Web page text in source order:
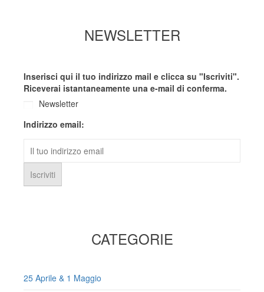
NEWSLETTER
Inserisci qui il tuo indirizzo mail e clicca su "Iscriviti".
Riceverai istantaneamente una e-mail di conferma.
Newsletter
Indirizzo email:
CATEGORIE
25 Aprile & 1 Maggio